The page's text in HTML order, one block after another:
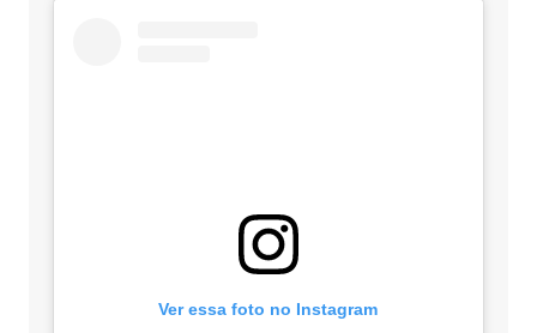
Ver essa foto no Instagram